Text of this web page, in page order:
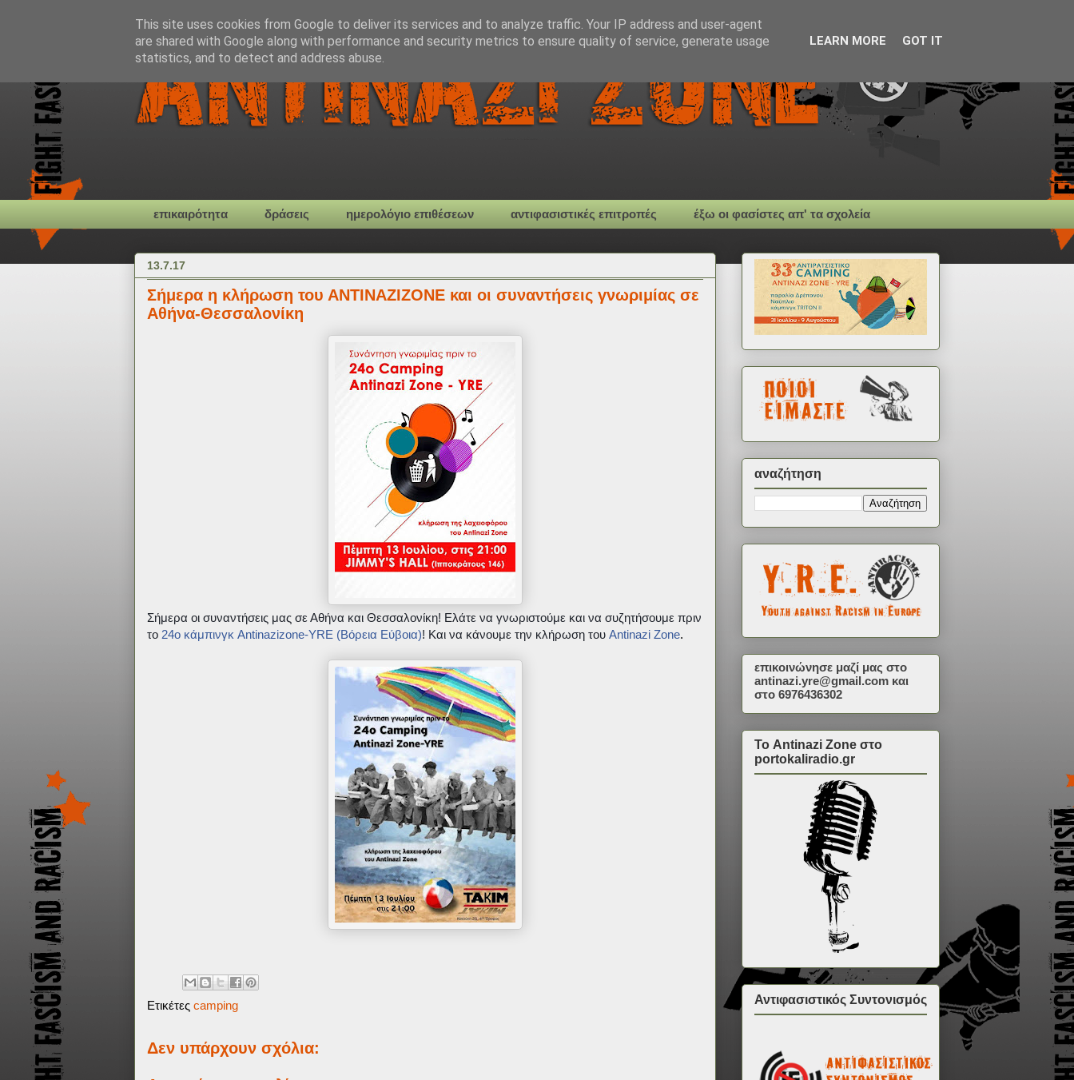
επικαιρότητα δράσεις ημερολόγιο επιθέσεων αντιφασιστικές επιτροπές έξω οι φασίστες απ' τα σχολεία
13.7.17
Σήμερα η κλήρωση του ΑΝΤΙΝΑΖΙΖΟΝΕ και οι συναντήσεις γνωριμίας σε
Αθήνα-Θεσσαλονίκη
Σήμερα οι συναντήσεις μας σε Αθήνα και Θεσσαλονίκη! Ελάτε να γνωριστούμε και να συζητήσουμε πριν
το 24ο κάμπινγκ Antinazizone-YRE (Βόρεια Εύβοια)! Και να κάνουμε την κλήρωση του Antinazi Zone.
Ετικέτες camping
Δεν υπάρχουν σχόλια:
αναζήτηση
επικοινώνησε μαζί μας στο
antinazi.yre@gmail.com και
στο 6976436302
Το Antinazi Zone στο
portokaliradio.gr
Αντιφασιστικός Συντονισμός
This site uses cookies from Google to deliver its services and to analyze traffic. Your IP address and user-agent
are shared with Google along with performance and security metrics to ensure quality of service, generate usage
statistics, and to detect and address abuse.
LEARN MORE GOT IT